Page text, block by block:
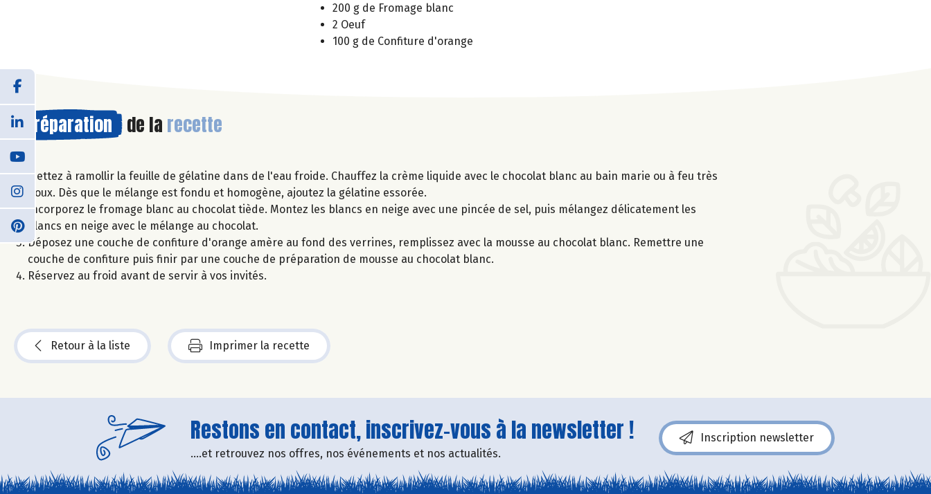
200 g de Fromage blanc
2 Oeuf
100 g de Confiture d'orange
Préparation de la recette
Mettez à ramollir la feuille de gélatine dans de l'eau froide. Chauffez la crème liquide avec le chocolat blanc au bain marie ou à feu très
doux. Dès que le mélange est fondu et homogène, ajoutez la gélatine essorée.
Incorporez le fromage blanc au chocolat tiède. Montez les blancs en neige avec une pincée de sel, puis mélangez délicatement les
blancs en neige avec le mélange au chocolat.
Déposez une couche de confiture d'orange amère au fond des verrines, remplissez avec la mousse au chocolat blanc. Remettre une
couche de confiture puis finir par une couche de préparation de mousse au chocolat blanc.
Réservez au froid avant de servir à vos invités.
Retour à la liste Imprimer la recette
Restons en contact, inscrivez-vous à la newsletter !
....et retrouvez nos offres, nos événements et nos actualités.
Inscription newsletter